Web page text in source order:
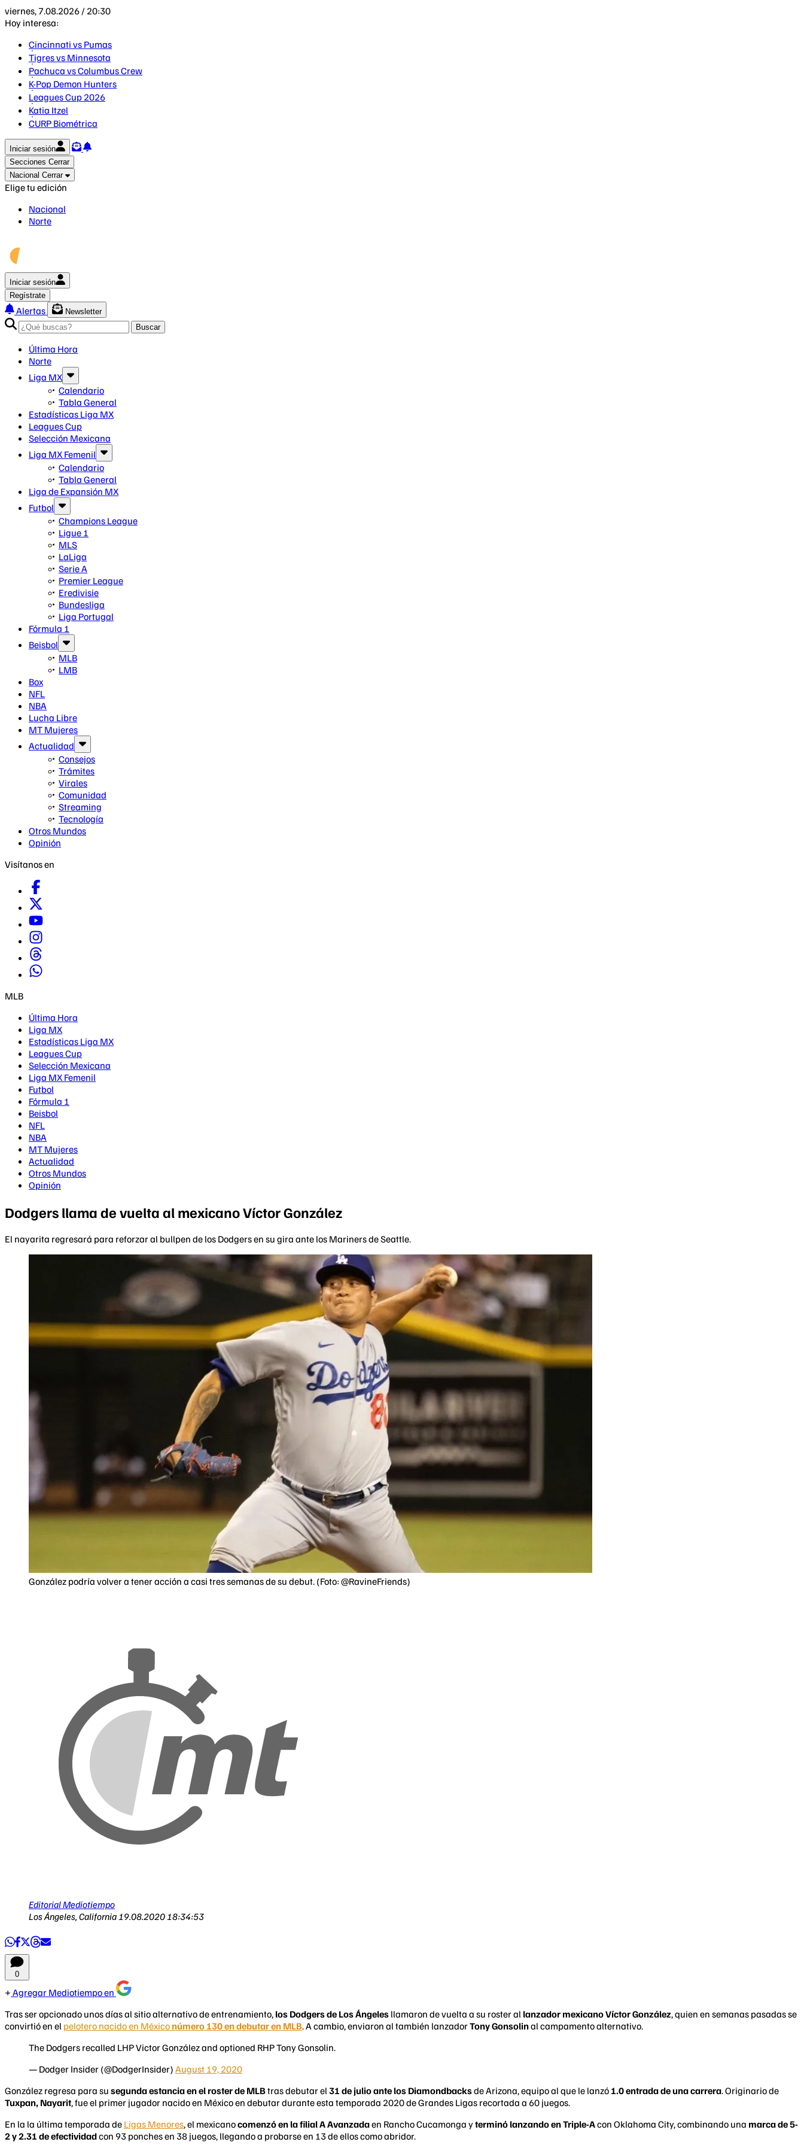
viernes, 7.08.2026 / 20:30
Hoy interesa:
Cincinnati vs Pumas
Tigres vs Minnesota
Pachuca vs Columbus Crew
K-Pop Demon Hunters
Leagues Cup 2026
Katia Itzel
CURP Biométrica
Iniciar sesión
Secciones Cerrar
Nacional Cerrar
Elige tu edición
Nacional
Norte
Iniciar sesión
Regístrate
Alertas
Newsletter
Buscar
Última Hora
Norte
Liga MX
Calendario
Tabla General
Estadísticas Liga MX
Leagues Cup
Selección Mexicana
Liga MX Femenil
Calendario
Tabla General
Liga de Expansión MX
Futbol
Champions League
Ligue 1
MLS
LaLiga
Serie A
Premier League
Eredivisie
Bundesliga
Liga Portugal
Fórmula 1
Beisbol
MLB
LMB
Box
NFL
NBA
Lucha Libre
MT Mujeres
Actualidad
Consejos
Trámites
Virales
Comunidad
Streaming
Tecnología
Otros Mundos
Opinión
Visítanos en
MLB
Última Hora
Liga MX
Estadísticas Liga MX
Leagues Cup
Selección Mexicana
Liga MX Femenil
Futbol
Fórmula 1
Beisbol
NFL
NBA
MT Mujeres
Actualidad
Otros Mundos
Opinión
Dodgers llama de vuelta al mexicano Víctor González
El nayarita regresará para reforzar al bullpen de los Dodgers en su gira ante los Mariners de Seattle.
González podría volver a tener acción a casi tres semanas de su debut. (Foto: @RavineFriends)
Editorial Mediotiempo
Los Ángeles, California 19.08.2020 18:34:53
0
Agregar Mediotiempo en
Tras ser opcionado unos días al sitio alternativo de entrenamiento, los Dodgers de Los Ángeles llamaron de vuelta a su roster al lanzador mexicano Víctor González, quien en semanas pasadas se
convirtió en el pelotero nacido en México número 130 en debutar en MLB. A cambio, enviaron al también lanzadorTony Gonsolinal campamento alternativo.
The Dodgers recalled LHP Victor González and optioned RHP Tony Gonsolin.
— Dodger Insider (@DodgerInsider) August 19, 2020
González regresa para su segunda estancia en el roster de MLBtras debutar el 31 de julio ante los Diamondbacksde Arizona, equipo al que le lanzó 1.0 entrada de una carrera. Originario de
Tuxpan, Nayarit, fue el primer jugador nacido en México en debutar durante esta temporada 2020 de Grandes Ligas recortada a 60 juegos.
En la la última temporada de Ligas Menores, el mexicanocomenzó en la filial A Avanzadaen Rancho Cucamonga yterminó lanzando en Triple-Acon Oklahoma City, combinando una marca de 5-
2 y 2.31 de efectividadcon 93 ponches en 38 juegos, llegando a probarse en 13 de ellos como abridor.